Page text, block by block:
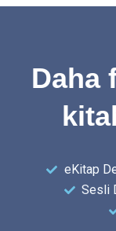
Daha
eKitap
Sesli